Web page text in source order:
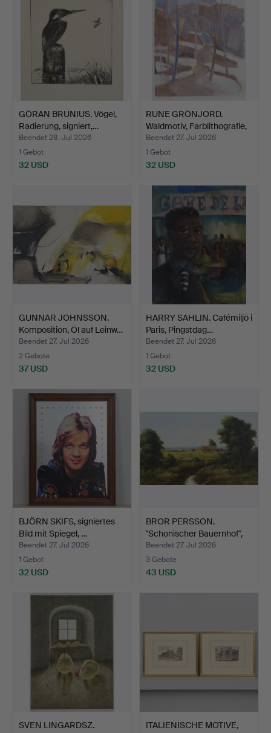
GÖRAN BRUNIUS. Vögel,
Radierung, signiert,…
Beendet 28. Jul 2026
1 Gebot
32 USD
RUNE GRÖNJORD.
Waldmotiv, Farblithografie,
…
Beendet 27. Jul 2026
1 Gebot
32 USD
GUNNAR JOHNSSON.
Komposition, Öl auf Leinw…
Beendet 27. Jul 2026
2 Gebote
37 USD
HARRY SAHLIN. Cafémiljö i
Paris, Pingstdag…
Beendet 27. Jul 2026
1 Gebot
32 USD
BJÖRN SKIFS, signiertes
Bild mit Spiegel, …
Beendet 27. Jul 2026
1 Gebot
32 USD
BROR PERSSON.
"Schonischer Bauernhof",
Öl …
Beendet 27. Jul 2026
3 Gebote
43 USD
SVEN LINGARDSZ.
ITALIENISCHE MOTIVE,